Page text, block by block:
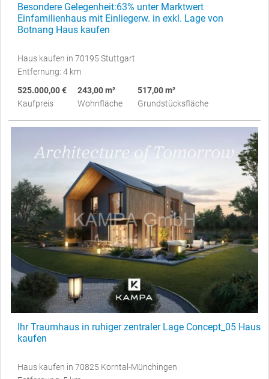
Besondere Gelegenheit:63% unter Marktwert
Einfamilienhaus mit Einliegerw. in exkl. Lage von
Botnang Haus kaufen
Haus kaufen in 70195 Stuttgart
Entfernung: 4 km
525.000,00 €
Kaufpreis
243,00 m²
Wohnfläche
517,00 m²
Grundstücksfläche
Ihr Traumhaus in ruhiger zentraler Lage Concept_05 Haus
kaufen
Haus kaufen in 70825 Korntal-Münchingen